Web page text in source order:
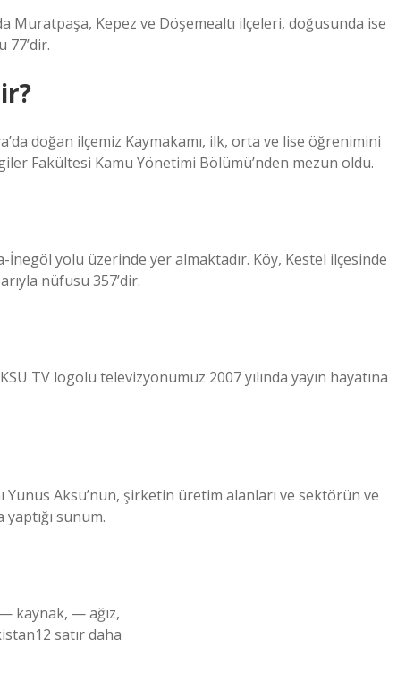
Muratpaşa, Kepez ve Döşemealtı ilçeleri, doğusunda ise
77’dir.
doğan ilçemiz Kaymakamı, ilk, orta ve lise öğrenimini
Fakültesi Kamu Yönetimi Bölümü’nden mezun oldu.
yolu üzerinde yer almaktadır. Köy, Kestel ilçesinde
nüfusu 357’dir.
TV logolu televizyonumuz 2007 yılında yayın hayatına
Aksu’nun, şirketin üretim alanları ve sektörün ve
sunum.
kaynak, — ağız,
satır daha